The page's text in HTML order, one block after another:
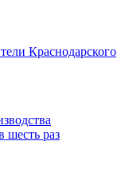
Краснодарского
шесть раз